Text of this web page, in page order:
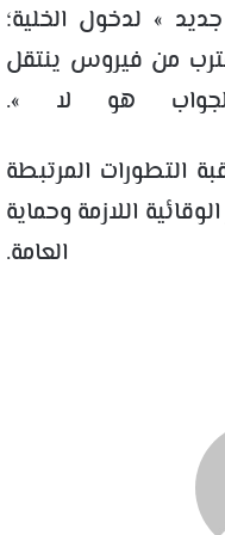
» لدخول الخلية؛
من فيروس ينتقل
هو لا ».
التطورات المرتبطة
اللازمة وحماية